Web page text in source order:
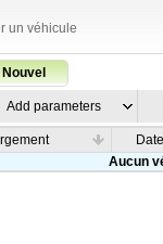
un véhicule
Nouvel
Add parameters
Aucun